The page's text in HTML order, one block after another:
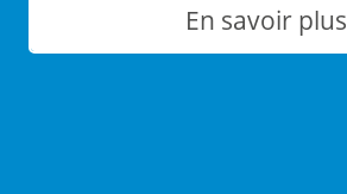
En savoir plus